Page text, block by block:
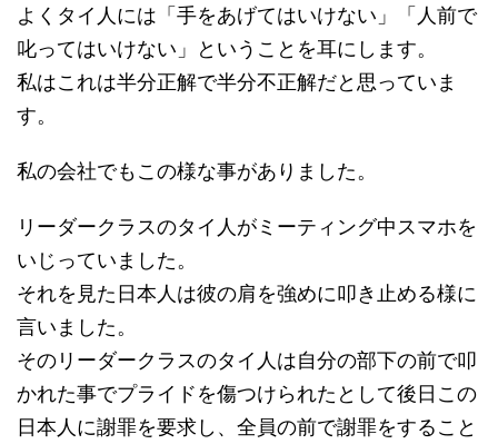
よくタイ人には「手をあげてはいけない」「人前で
叱ってはいけない」ということを耳にします。
私はこれは半分正解で半分不正解だと思っていま
す。
私の会社でもこの様な事がありました。
リーダークラスのタイ人がミーティング中スマホを
いじっていました。
それを見た日本人は彼の肩を強めに叩き止める様に
言いました。
そのリーダークラスのタイ人は自分の部下の前で叩
かれた事でプライドを傷つけられたとして後日この
日本人に謝罪を要求し、全員の前で謝罪をすること